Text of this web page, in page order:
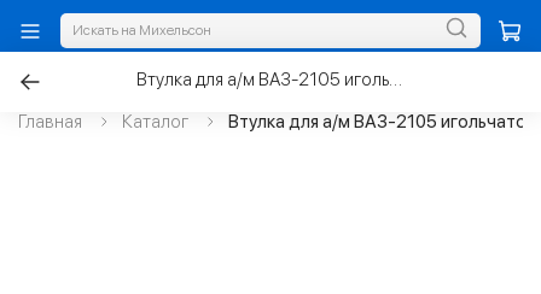
Главная Каталог Втулка для а/м ВАЗ-2105
Втулка для а/м ВАЗ-2105 игольчатого подшипника вала руля